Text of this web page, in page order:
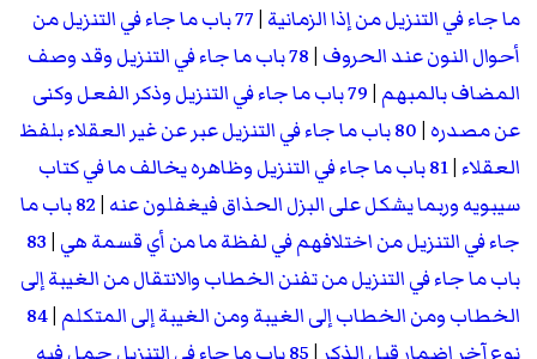
ما جاء في التنزيل من إذا الزمانية |
77 باب ما جاء في التنزيل من
أحوال النون عند الحروف |
78 باب ما جاء في التنزيل وقد وصف
المضاف بالمبهم |
79 باب ما جاء في التنزيل وذكر الفعل وكنى
عن مصدره |
80 باب ما جاء في التنزيل عبر عن غير العقلاء بلفظ
العقلاء |
81 باب ما جاء في التنزيل وظاهره يخالف ما في كتاب
سيبويه وربما يشكل على البزل الحذاق فيغفلون عنه |
82 باب ما
جاء في التنزيل من اختلافهم في لفظة ما من أي قسمة هي |
83
باب ما جاء في التنزيل من تفنن الخطاب والانتقال من الغيبة إلى
الخطاب ومن الخطاب إلى الغيبة ومن الغيبة إلى المتكلم |
84